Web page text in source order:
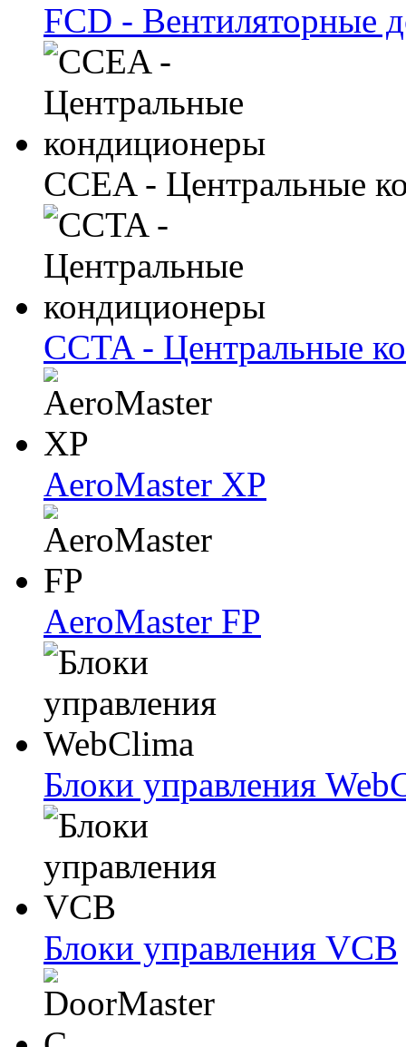
FCD - Вентиляторные
CCEA - Центральные
CCTA - Центральные
AeroMaster XP
AeroMaster FP
Блоки упрaвлeния
Блоки упрaвлeния VCB